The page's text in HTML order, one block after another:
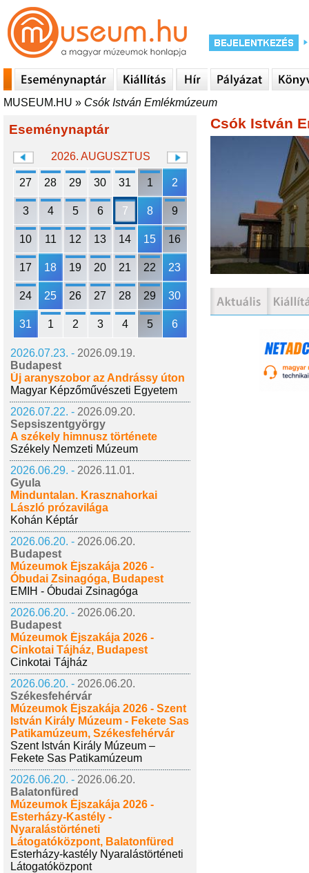
MUSEUM.HU » Csók István Emlékmúzeum
Eseménynaptár
2026. AUGUSZTUS
27 28 29 30 31 1 2
3 4 5 6 7 8 9
10 11 12 13 14 15 16
17 18 19 20 21 22 23
24 25 26 27 28 29 30
31 1 2 3 4 5 6
2026.07.23. - 2026.09.19.
Budapest
Új aranyszobor az Andrássy úton
Magyar Képzőművészeti Egyetem
2026.07.22. - 2026.09.20.
Sepsiszentgyörgy
A székely himnusz története
Székely Nemzeti Múzeum
2026.06.29. - 2026.11.01.
Gyula
Minduntalan. Krasznahorkai
László prózavilága
Kohán Képtár
2026.06.20. - 2026.06.20.
Budapest
Múzeumok Éjszakája 2026 -
Óbudai Zsinagóga, Budapest
EMIH - Óbudai Zsinagóga
2026.06.20. - 2026.06.20.
Budapest
Múzeumok Éjszakája 2026 -
Cinkotai Tájház, Budapest
Cinkotai Tájház
2026.06.20. - 2026.06.20.
Székesfehérvár
Múzeumok Éjszakája 2026 - Szent
István Király Múzeum - Fekete Sas
Patikamúzeum, Székesfehérvár
Szent István Király Múzeum –
Fekete Sas Patikamúzeum
2026.06.20. - 2026.06.20.
Balatonfüred
Múzeumok Éjszakája 2026 -
Esterházy-Kastély -
Nyaralástörténeti
Látogatóközpont, Balatonfüred
Esterházy-kastély Nyaralástörténeti
Látogatóközpont
Csók István